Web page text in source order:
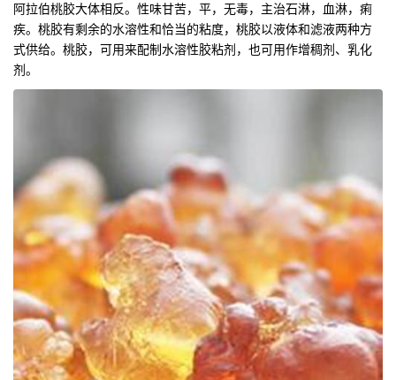
阿拉伯桃胶大体相反。性味甘苦，平，无毒，主治石淋，血淋，痢
疾。桃胶有剩余的水溶性和恰当的粘度，桃胶以液体和滤液两种方
式供给。桃胶，可用来配制水溶性胶粘剂，也可用作增稠剂、乳化
剂。